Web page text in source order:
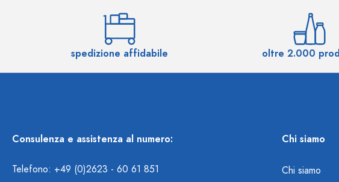
spedizione affidabile oltre 2.000
Consulenza e assistenza al numero:
Telefono: +49 (0)2623 - 60 61 851
Chi siamo
Chi siamo